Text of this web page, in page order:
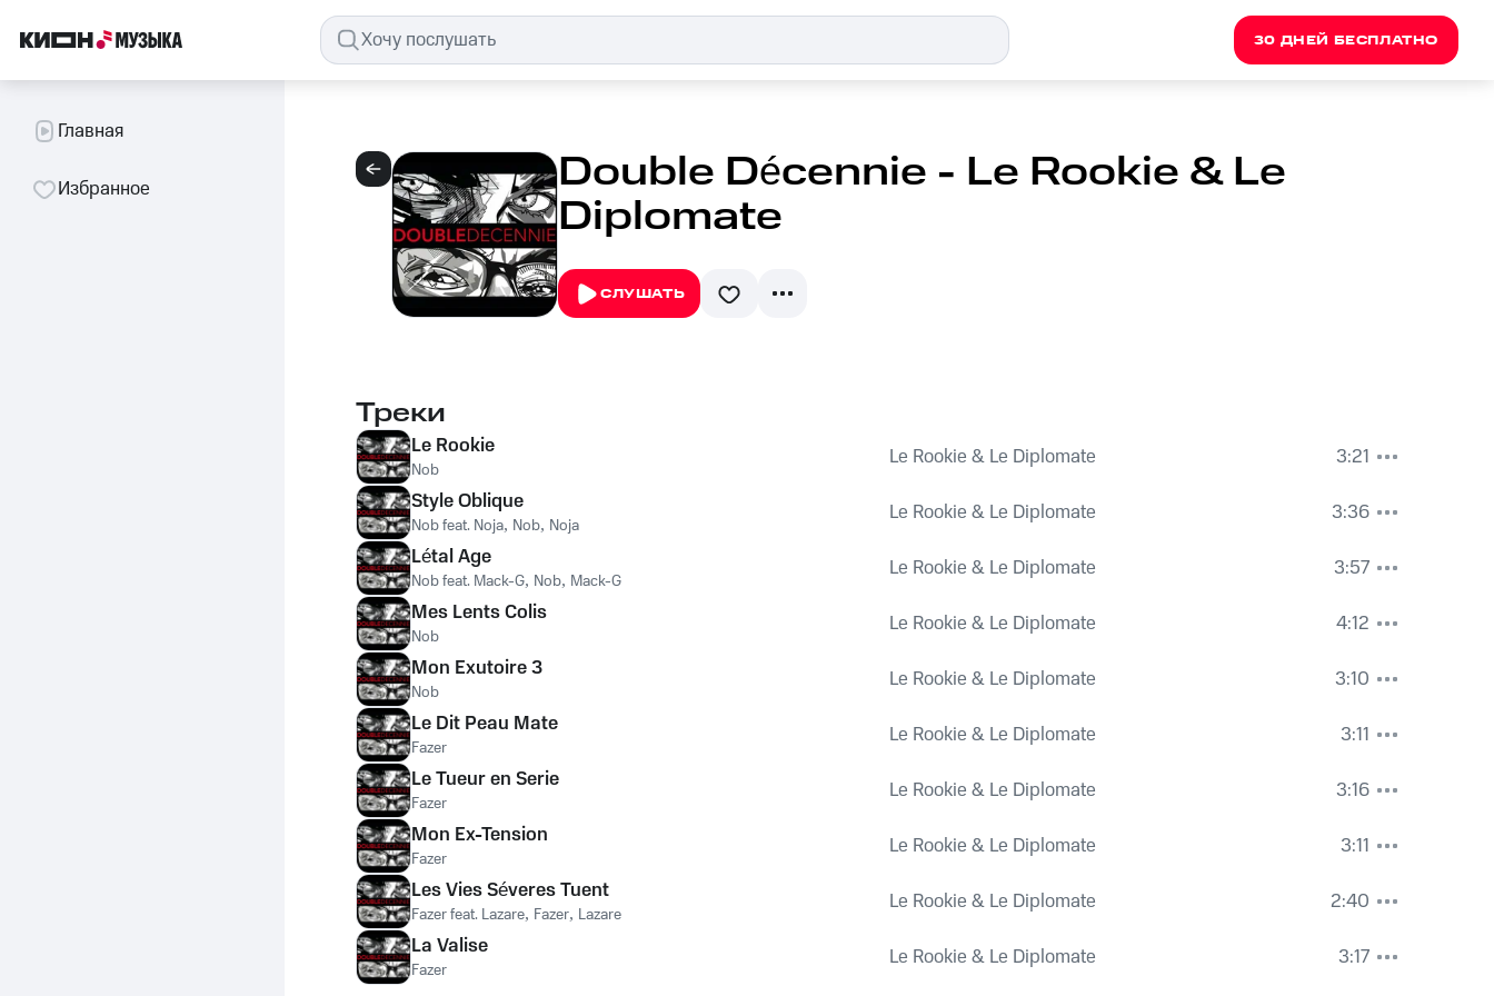
30 ДНЕЙ БЕСПЛАТНО
Главная
Избранное Double Décennie - Le Rookie & Le
Diplomate
СЛУШАТЬ
Треки
Le Rookie
Nob Le Rookie & Le Diplomate
3:21
Style Oblique
Nob feat. Noja, Nob, Noja Le Rookie & Le Diplomate
3:36
Létal Age
Nob feat. Mack-G, Nob, Mack-G Le Rookie & Le Diplomate
3:57
Mes Lents Colis
Nob Le Rookie & Le Diplomate
4:12
Mon Exutoire 3
Nob Le Rookie & Le Diplomate
3:10
Le Dit Peau Mate
Fazer Le Rookie & Le Diplomate
3:11
Le Tueur en Serie
Fazer Le Rookie & Le Diplomate
3:16
Mon Ex-Tension
Fazer Le Rookie & Le Diplomate
3:11
Les Vies Séveres Tuent
Fazer feat. Lazare, Fazer, Lazare Le Rookie & Le Diplomate
2:40
La Valise
Fazer Le Rookie & Le Diplomate 3:17